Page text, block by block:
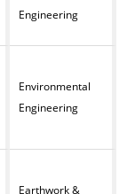
Engineering
Environmental
Engineering
Earthwork &